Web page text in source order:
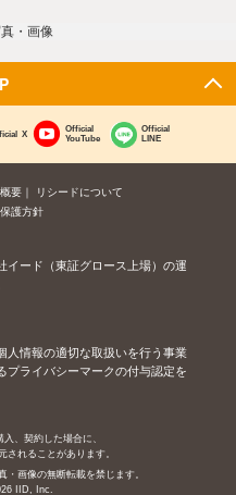
・画像
X
Official
YouTube
Official
LINE
要
リシードについて
護方針
イード（東証グロース上場）の運
人情報の適切な取扱いを行う事業
プライバシーマークの付与認定を
、契約した場合に、
されることがあります。
・画像の無断転載を禁じます。
IID, Inc.